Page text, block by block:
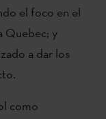
el foco en el
Quebec; y
a dar los
como